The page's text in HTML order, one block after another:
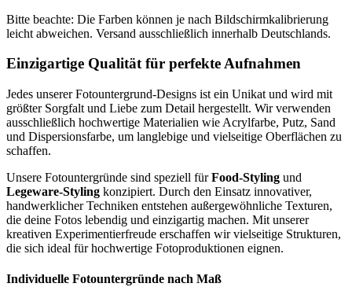
Bitte beachte: Die Farben können je nach Bildschirmkalibrierung
leicht abweichen. Versand ausschließlich innerhalb Deutschlands.
Einzigartige Qualität für perfekte Aufnahmen
Jedes unserer Fotountergrund-Designs ist ein Unikat und wird mit
größter Sorgfalt und Liebe zum Detail hergestellt. Wir verwenden
ausschließlich hochwertige Materialien wie Acrylfarbe, Putz, Sand
und Dispersionsfarbe, um langlebige und vielseitige Oberflächen zu
schaffen.
Unsere Fotountergründe sind speziell fürFood-Styling und
Legeware-Styling konzipiert. Durch den Einsatz innovativer,
handwerklicher Techniken entstehen außergewöhnliche Texturen,
die deine Fotos lebendig und einzigartig machen. Mit unserer
kreativen Experimentierfreude erschaffen wir vielseitige Strukturen,
die sich ideal für hochwertige Fotoproduktionen eignen.
Individuelle Fotountergründe nach Maß